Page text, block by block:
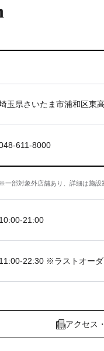
玉県さいたま市浦和区東
611-8000
※一部対象外店舗あり、詳細は施設
10:00‐21:00
11:00-22:30 ※ラストオーダ
アクセス